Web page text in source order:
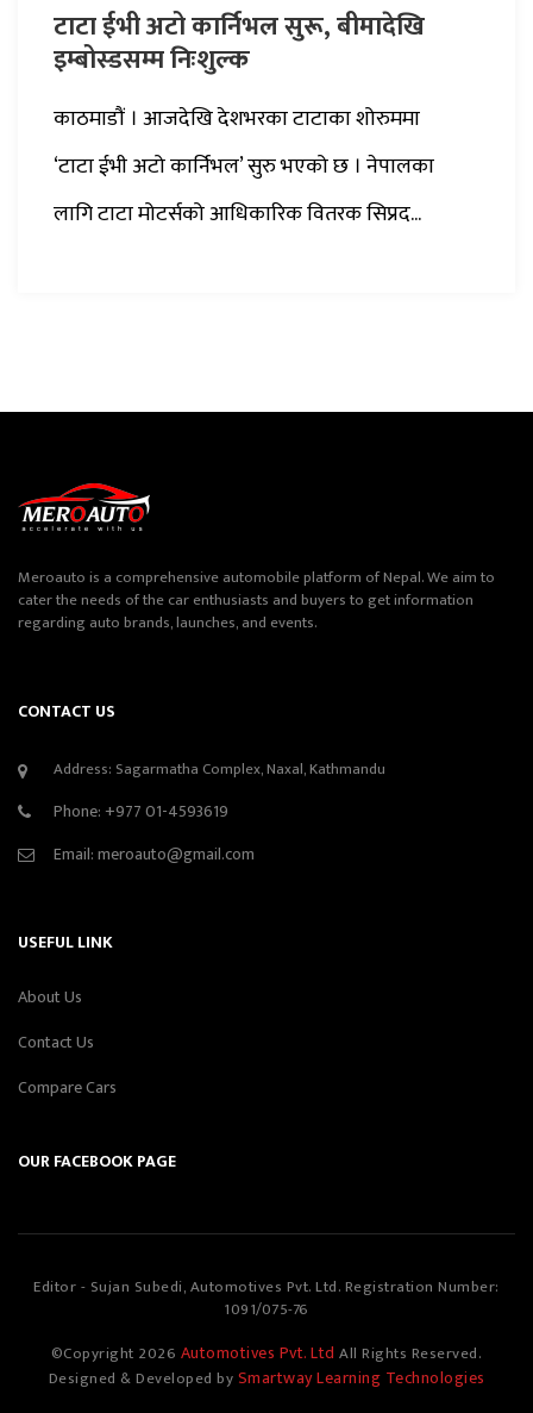
टाटा ईभी अटो कार्निभल सुरू, बीमादेखि
इम्बोस्डसम्म निःशुल्क
काठमाडौं । आजदेखि देशभरका टाटाका शोरुममा
‘टाटा ईभी अटो कार्निभल’ सुरु भएको छ । नेपालका
लागि टाटा मोटर्सको आधिकारिक वितरक सिप्रद...
Meroauto is a comprehensive automobile platform of Nepal. We aim to
cater the needs of the car enthusiasts and buyers to get information
regarding auto brands, launches, and events.
CONTACT US
Address: Sagarmatha Complex, Naxal, Kathmandu
Phone: +977 01-4593619
Email:meroauto@gmail.com
USEFUL LINK
About Us
Contact Us
Compare Cars
OUR FACEBOOK PAGE
Editor - Sujan Subedi, Automotives Pvt. Ltd. Registration Number:
1091/075-76
©Copyright 2026 Automotives Pvt. LtdAll Rights Reserved.
Designed & Developed bySmartway Learning Technologies